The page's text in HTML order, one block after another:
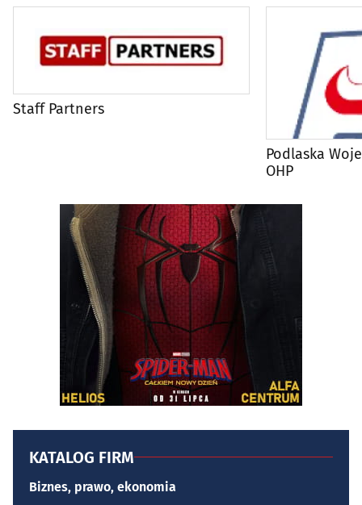
Staff Partners
Podlaska
OHP
KATALOG FIRM
Biznes, prawo, ekonomia